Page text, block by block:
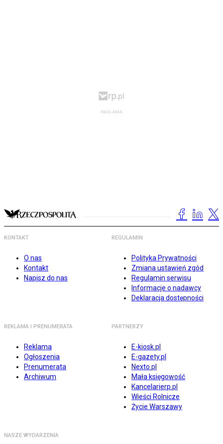
KONTAKT
O nas
Kontakt
Napisz do nas
REGULAMIN
Polityka Prywatności
Zmiana ustawień zgód
Regulamin serwisu
Informacje o nadawcy
Deklaracja dostępności
REKLAMA I PRENUMERATA
Reklama
Ogłoszenia
Prenumerata
Archiwum
PARTNERZY
E-kiosk.pl
E-gazety.pl
Nexto.pl
Mała księgowość
Kancelarierp.pl
Wieści Rolnicze
Życie Warszawy
NASZE WYDARZENIA